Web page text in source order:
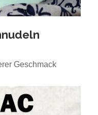
Geschmack